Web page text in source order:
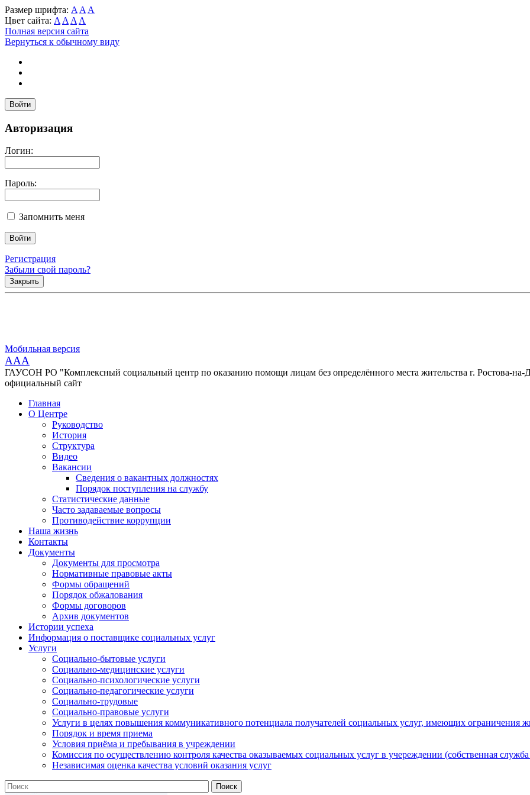
Размер шрифта: A A A
Цвет сайта: A A A A
Полная версия сайта
Вернуться к обычному виду
Войти
Авторизация
Логин:
Пароль:
Запомнить меня
Регистрация
Забыли свой пароль?
Закрыть
Мобильная версия
AAA
ГАУСОН РО "Комплексный социальный центр по оказанию помощи лицам без определённого места жительства г. Ростова-на-
официальный сайт
Главная
О Центре
Руководство
История
Структура
Видео
Вакансии
Сведения о вакантных должностях
Порядок поступления на службу
Статистические данные
Часто задаваемые вопросы
Противодействие коррупции
Наша жизнь
Контакты
Документы
Документы для просмотра
Нормативные правовые акты
Формы обращений
Порядок обжалования
Формы договоров
Архив документов
Истории успеха
Информация о поставщике социальных услуг
Услуги
Социально-бытовые услуги
Социально-медицинские услуги
Социально-психологические услуги
Социально-педагогические услуги
Социально-трудовые
Социально-правовые услуги
Услуги в целях повышения коммуникативного потенциала получателей социальных услуг, имеющих ограничения
Порядок и время приема
Условия приёма и пребывания в учреждении
Комиссия по осуществлению контроля качества оказываемых социальных услуг в учереждении (собственная
Независимая оценка качества условий оказания услуг